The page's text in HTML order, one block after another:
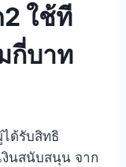
ใช้ที
กี่บาท
ด้รับสิทธิ
งินสนับสนุน จาก